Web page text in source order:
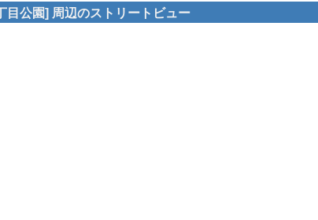
目公園] 周辺のストリートビュー